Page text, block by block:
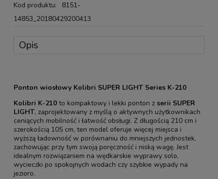
Kod produktu:
8151-
14853_20180429200413
Opis
Ponton wiosłowy Kolibri SUPER LIGHT Series K-210
Kolibri K-210 to kompaktowy i lekki ponton z serii SUPER
LIGHT, zaprojektowany z myślą o aktywnych użytkownikach
ceniących mobilność i łatwość obsługi. Z długością 210 cm i
szerokością 105 cm, ten model oferuje więcej miejsca i
wyższą ładowność w porównaniu do mniejszych jednostek,
zachowując przy tym swoją poręczność i niską wagę. Jest
idealnym rozwiązaniem na wędkarskie wyprawy solo,
wycieczki po spokojnych wodach czy szybkie wypady na
jezioro.